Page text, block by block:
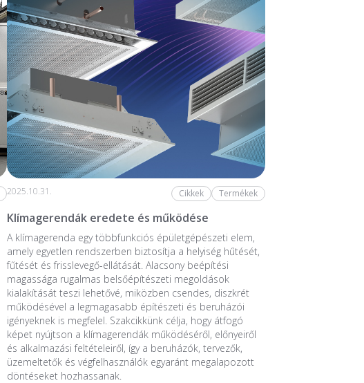
2025.10.31. Cikkek Termékek
Klímagerendák eredete és működése
A klímagerenda egy többfunkciós épületgépészeti elem,
amely egyetlen rendszerben biztosítja a helyiség hűtését,
fűtését és frisslevegő-ellátását. Alacsony beépítési
magassága rugalmas belsőépítészeti megoldások
kialakítását teszi lehetővé, miközben csendes, diszkrét
működésével a legmagasabb építészeti és beruházói
igényeknek is megfelel. Szakcikkünk célja, hogy átfogó
képet nyújtson a klímagerendák működéséről, előnyeiről
és alkalmazási feltételeiről, így a beruházók, tervezők,
üzemeltetők és végfelhasználók egyaránt megalapozott
döntéseket hozhassanak.